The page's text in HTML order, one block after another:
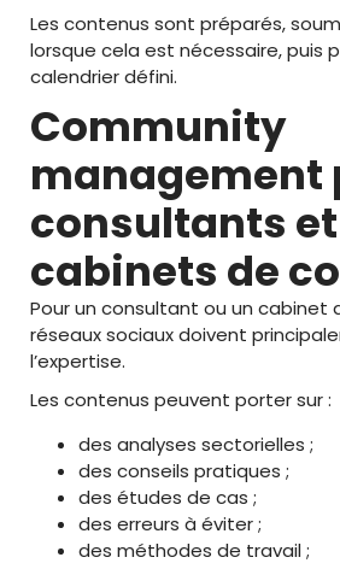
Les contenus sont préparés,
lorsque cela est nécessaire, puis
calendrier défini.
Community
management
consultants et
cabinets de
Pour un consultant ou un cabinet
réseaux sociaux doivent
l’expertise.
Les contenus peuvent porter sur :
des analyses sectorielles ;
des conseils pratiques ;
des études de cas ;
des erreurs à éviter ;
des méthodes de travail ;